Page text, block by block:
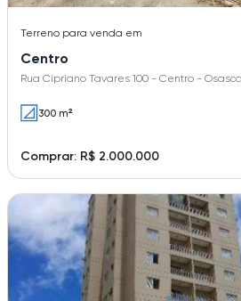
Terreno para venda em
Centro
Rua Cipriano Tavares 100 - Centro -
300 m²
Comprar: R$ 2.000.000